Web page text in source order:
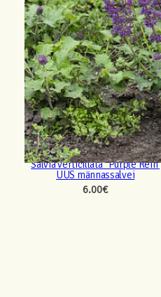
Salvia verticillata ‘ Purple Rein’
UUS männassalvei
6.00€